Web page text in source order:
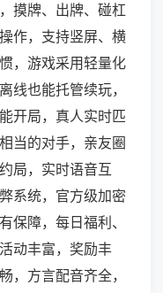
摸牌、出牌、碰杠
作，支持竖屏、横
，游戏采用轻量化
线也能托管续玩，
开局，真人实时匹
当的对手，亲友圈
局，实时语音互
系统，官方级加密
保障，每日福利、
动丰富，奖励丰
，方言配音齐全，